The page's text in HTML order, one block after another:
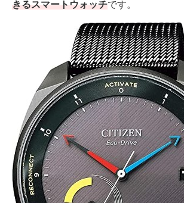
きるスマートウォッチです。